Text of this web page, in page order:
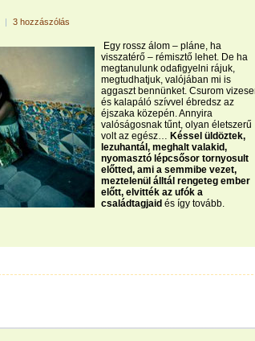
| 3 hozzászólás
Egy rossz álom – pláne, ha
visszatérő – rémisztő lehet. De ha
megtanulunk odafigyelni rájuk,
megtudhatjuk, valójában mi is
aggaszt bennünket. Csurom
és kalapáló szívvel ébredsz az
éjszaka közepén. Annyira
valóságosnak tűnt, olyan életszerű
volt az egész… Késsel üldöztek,
lezuhantál, meghalt valakid,
nyomasztó lépcsősor tornyosult
előtted, ami a semmibe vezet,
meztelenül álltál rengeteg ember
előtt, elvitték az ufók a
családtagjaid és így tovább.